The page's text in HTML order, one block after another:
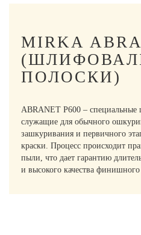
MIRKA
ПОЛОСКИ)
ABRANET P600 – специальные
служащие для обычного
зашкуривания и первичного
краски. Процесс происходит
пыли, что дает гарантию
и высокого качества